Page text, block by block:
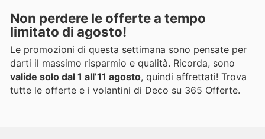
Non perdere le offerte a tempo
limitato di agosto!
Le promozioni di questa settimana sono pensate per
darti il massimo risparmio e qualità. Ricorda, sono
valide solo dal 1 all’11 agosto, quindi affrettati! Trova
tutte le offerte e i volantini di Deco su 365 Offerte.